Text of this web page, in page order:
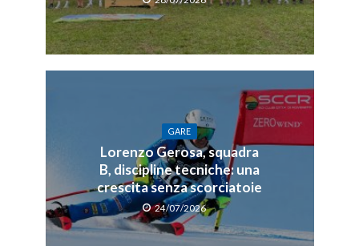
GARE
Lorenzo Gerosa, squadra
B, discipline tecniche: una
crescita senza scorciatoie
24/07/2026